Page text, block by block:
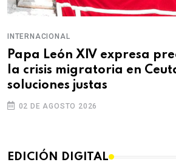
INTERNACIONAL
Papa León XIV expresa
la crisis migratoria en
soluciones justas
02 DE AGOSTO 2026
EDICIÓN DIGITAL